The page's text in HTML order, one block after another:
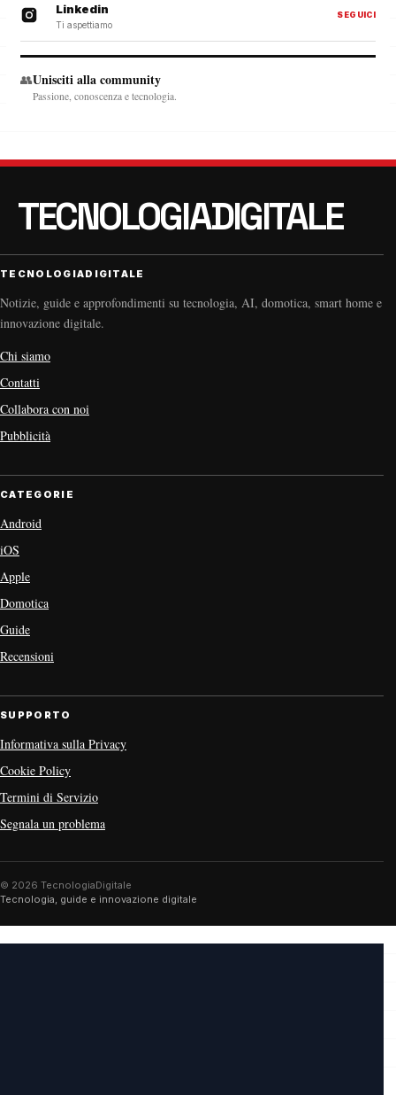
Linkedin
Ti aspettiamo
SEGUICI
👥Unisciti alla community
Passione, conoscenza e tecnologia.
TECNOLOGIADIGITALE
Notizie, guide e approfondimenti su tecnologia, AI, domotica, smart home e
innovazione digitale.
Chi siamo
Contatti
Collabora con noi
Pubblicità
CATEGORIE
Android
iOS
Apple
Domotica
Guide
Recensioni
SUPPORTO
Informativa sulla Privacy
Cookie Policy
Termini di Servizio
Segnala un problema
© 2026 TecnologiaDigitale
Tecnologia, guide e innovazione digitale